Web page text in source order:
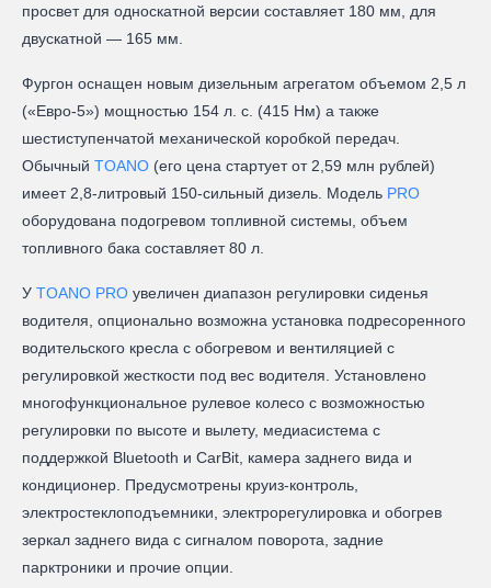
просвет для односкатной версии составляет 180 мм, для
двускатной — 165 мм.
Фургон оснащен новым дизельным агрегатом объемом 2,5 л
(«Евро-5») мощностью 154 л. с. (415 Нм) а также
шестиступенчатой механической коробкой передач.
Обычный TOANO (его цена стартует от 2,59 млн рублей)
имеет 2,8-литровый 150-сильный дизель. Модель PRO
оборудована подогревом топливной системы, объем
топливного бака составляет 80 л.
У TOANO PRO увеличен диапазон регулировки сиденья
водителя, опционально возможна установка подресоренного
водительского кресла с обогревом и вентиляцией с
регулировкой жесткости под вес водителя. Установлено
многофункциональное рулевое колесо с возможностью
регулировки по высоте и вылету, медиасистема с
поддержкой Bluetooth и CarBit, камера заднего вида и
кондиционер. Предусмотрены круиз-контроль,
электростеклоподъемники, электрорегулировка и обогрев
зеркал заднего вида с сигналом поворота, задние
парктроники и прочие опции.